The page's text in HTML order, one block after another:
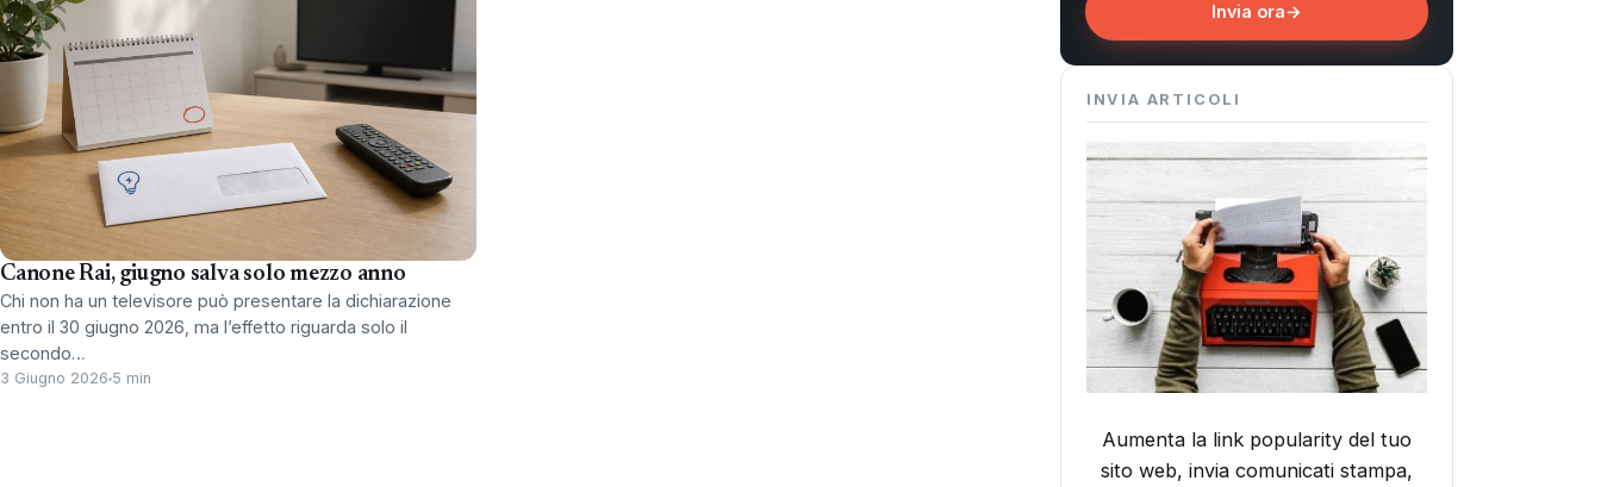
Canone Rai, giugno salva solo mezzo anno
Chi non ha un televisore può presentare la dichiarazione
entro il 30 giugno 2026, ma l’effetto riguarda solo il
secondo…
3 Giugno 2026 5 min
Invia ora→
INVIA ARTICOLI
Aumenta la link popularity del tuo
sito web, invia comunicati stampa,